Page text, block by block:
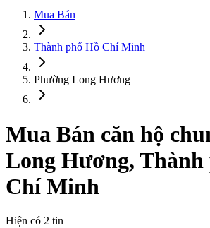
Mua Bán
Thành phố Hồ Chí Minh
Phường Long Hương
Mua Bán căn hộ
Long Hương, Thành
Chí Minh
Hiện có 2 tin